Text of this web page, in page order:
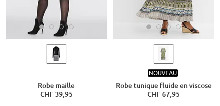
Robe maille
CHF 39,95
NOUVEAU
Robe tunique fluide en viscose
CHF 67,95